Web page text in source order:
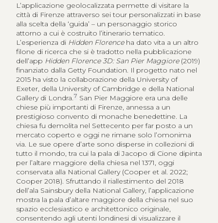
L’applicazione geolocalizzata permette di visitare la
città di Firenze attraverso sei tour personalizzati in base
alla scelta della ‘guida’ – un personaggio storico
attorno a cui è costruito l’itinerario tematico.
L’esperienza di Hidden Florenceha dato vita a un altro
filone di ricerca che si è tradotto nella pubblicazione
dell’app Hidden Florence 3D: San Pier Maggiore(2019)
finanziato dalla Getty Foundation. Il progetto nato nel
2015 ha visto la collaborazione della University of
Exeter, della University of Cambridge e della National
Gallery di Londra.7 San Pier Maggiore era una delle
chiese più importanti di Firenze, annessa a un
prestigioso convento di monache benedettine. La
chiesa fu demolita nel Settecento per far posto a un
mercato coperto e oggi ne rimane solo l’omonima
via. Le sue opere d’arte sono disperse in collezioni di
tutto il mondo, tra cui la pala di Jacopo di Cione dipinta
per l’altare maggiore della chiesa nel 1371, oggi
conservata alla National Gallery (Cooper et al. 2022;
Cooper 2018). Sfruttando il riallestimento del 2018
dell’ala Sainsbury della National Gallery, l’applicazione
mostra la pala d’altare maggiore della chiesa nel suo
spazio ecclesiastico e architettonico originale,
consentendo agli utenti londinesi di visualizzare il